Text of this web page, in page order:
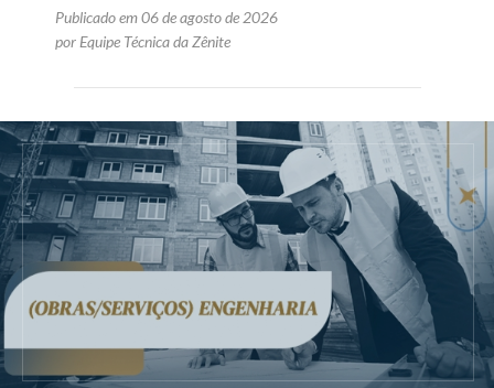
Publicado em 06 de agosto de 2026
por Equipe Técnica da Zênite